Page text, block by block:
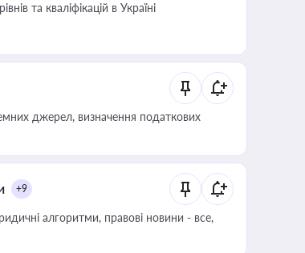
та кваліфікацій в Україні
джерел, визначення податкових
+9
алгоритми, правові новини - все,